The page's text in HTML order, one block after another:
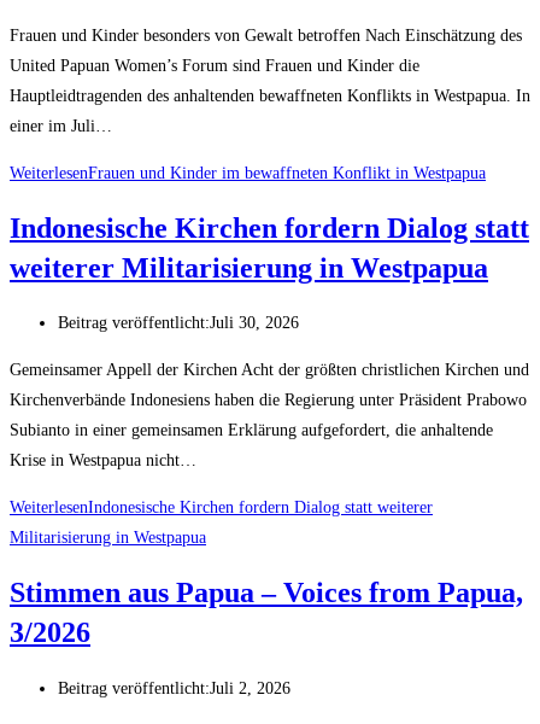
Frauen und Kinder besonders von Gewalt betroffen Nach Einschätzung des
United Papuan Women’s Forum sind Frauen und Kinder die
Hauptleidtragenden des anhaltenden bewaffneten Konflikts in Westpapua. In
einer im Juli…
WeiterlesenFrauen und Kinder im bewaffneten Konflikt in Westpapua
Indonesische Kirchen fordern Dialog statt
weiterer Militarisierung in Westpapua
Beitrag veröffentlicht:Juli 30, 2026
Gemeinsamer Appell der Kirchen Acht der größten christlichen Kirchen und
Kirchenverbände Indonesiens haben die Regierung unter Präsident Prabowo
Subianto in einer gemeinsamen Erklärung aufgefordert, die anhaltende
Krise in Westpapua nicht…
WeiterlesenIndonesische Kirchen fordern Dialog statt weiterer
Militarisierung in Westpapua
Stimmen aus Papua – Voices from Papua,
3/2026
Beitrag veröffentlicht:Juli 2, 2026